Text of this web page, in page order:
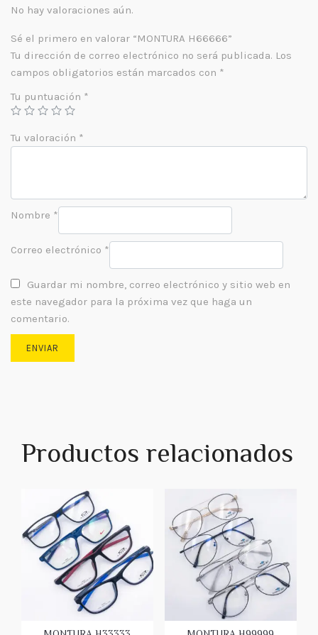
No hay valoraciones aún.
Sé el primero en valorar “MONTURA H66666”
Tu dirección de correo electrónico no será publicada. Los
campos obligatorios están marcados con *
Tu puntuación *
Tu valoración *
Nombre *
Correo electrónico *
Guardar mi nombre, correo electrónico y sitio web en
este navegador para la próxima vez que haga un
comentario.
Productos relacionados